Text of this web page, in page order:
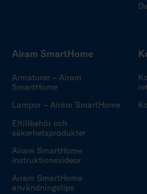
Airam SmartHome
Armaturer – Airam
SmartHome
Lampor – Airam SmartHome
Eltillbehör och
säkerhetsprodukter
Airam SmartHome
instruktionsvideor
Airam SmartHome
användningstips